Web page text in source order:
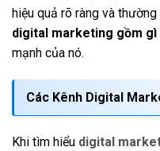
hiệu quả rõ ràng và
digital marketing gồm gì
mạnh của nó.
Các Kênh Digital
Khi tìm hiểu digital